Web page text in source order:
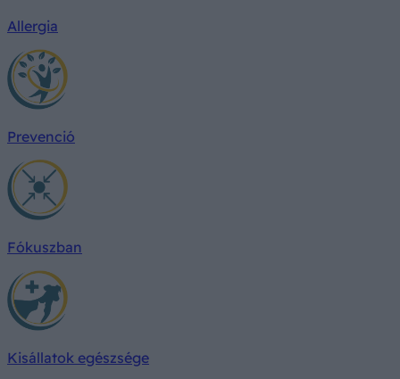
Allergia
Prevenció
Fókuszban
Kisállatok egészsége